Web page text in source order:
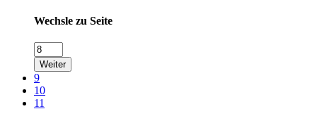
Wechsle zu Seite
Weiter
9
10
11